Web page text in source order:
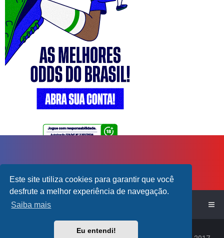
Este site utiliza cookies para garantir que você
desfrute a melhor experiência de navegação.
Saiba mais
Eu entendi!
Início do Fórum!